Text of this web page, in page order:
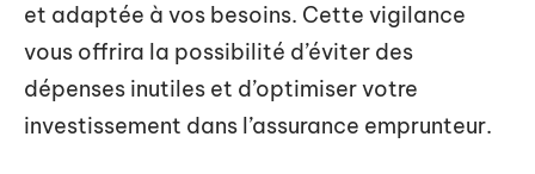
et adaptée à vos besoins. Cette vigilance
vous offrira la possibilité d’éviter des
dépenses inutiles et d’optimiser votre
investissement dans l’assurance emprunteur.